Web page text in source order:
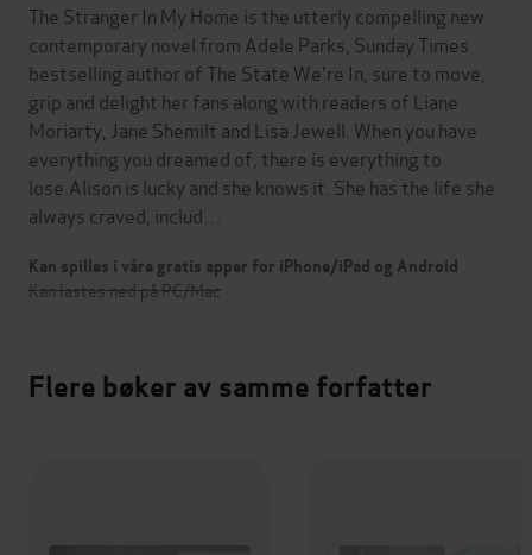
The Stranger In My Home is the utterly compelling new
contemporary novel from Adele Parks, Sunday Times
bestselling author of The State We're In, sure to move,
grip and delight her fans along with readers of Liane
Moriarty, Jane Shemilt and Lisa Jewell. When you have
everything you dreamed of, there is everything to
lose.Alison is lucky and she knows it. She has the life she
always craved, includ…
Kan spilles i våre gratis apper for iPhone/iPad og Android
Kan lastes ned på PC/Mac
Flere bøker av samme forfatter